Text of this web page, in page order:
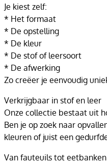
Je kiest zelf:
* Het formaat
* De opstelling
* De kleur
* De stof of leersoort
* De afwerking
Zo creëer je eenvoudig
Verkrijgbaar in stof en leer
Onze collectie bestaat uit
Ben je op zoek naar
kleuren of juist een
Van fauteuils tot eetbanken